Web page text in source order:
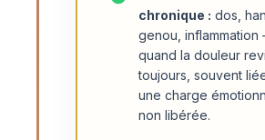
chronique : dos,
genou,
quand la douleur
toujours, souvent
une charge
non libérée.